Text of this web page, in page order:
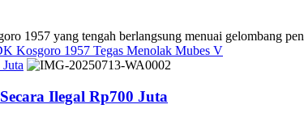
1957 yang tengah berlangsung menuai gelombang
Kosgoro 1957 Tegas Menolak Mubes V
Ilegal Rp700 Juta